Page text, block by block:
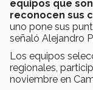
equipos que
reconocen sus
uno pone sus
señaló Alejandro
Los equipos
regionales,
noviembre en